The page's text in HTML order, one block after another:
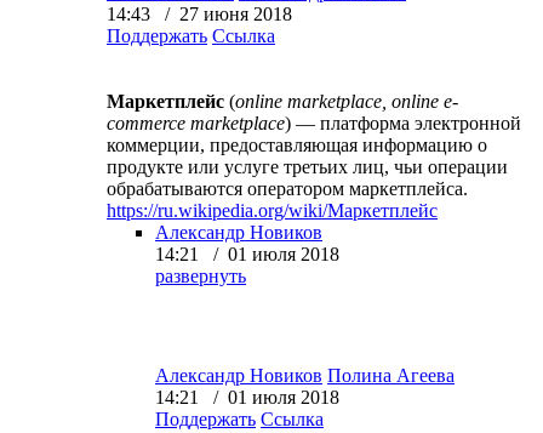
14:43 / 27 июня 2018
Поддержать Ссылка
Маркетплейс (online marketplace, online e-
commerce marketplace) — платформа электронной
коммерции, предоставляющая информацию о
продукте или услуге третьих лиц, чьи операции
обрабатываются оператором маркетплейса.
https://ru.wikipedia.org/wiki/Маркетплейс
Александр Новиков
14:21 / 01 июля 2018
развернуть
Александр Новиков Полина Агеева
14:21 / 01 июля 2018
Поддержать Ссылка